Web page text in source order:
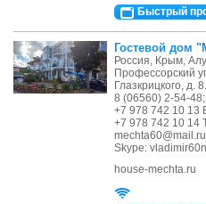
Быстрый
Гостевой дом
Россия, Крым,
Профессорский
Глазкрицкого, д. 8.
8 (06560) 2-54-48;
+7 978 742 10 13
+7 978 742 10 14
mechta60@mail.ru
Skype: vladimir60n
house-mechta.ru